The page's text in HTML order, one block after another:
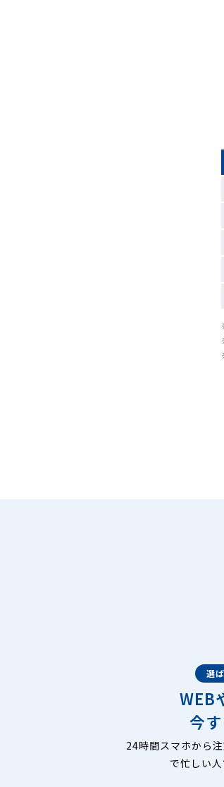
選
WEB
今
24時間スマホから
で忙しい人